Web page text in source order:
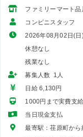
ファミリーマート
コンビニスタッフ
2026年08月02日(
休憩なし
残業なし
募集人数 1人
日給 6,130円
1000円まで実費支給
当日現金支払
最寄駅：荏原町から